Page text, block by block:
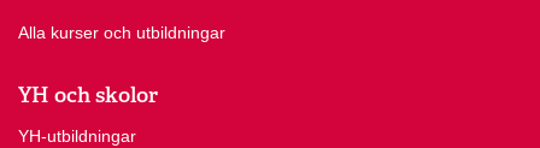
Alla kurser och utbildningar
YH och skolor
YH-utbildningar